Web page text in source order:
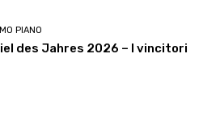
PIANO
des Jahres 2026 – I vincitori